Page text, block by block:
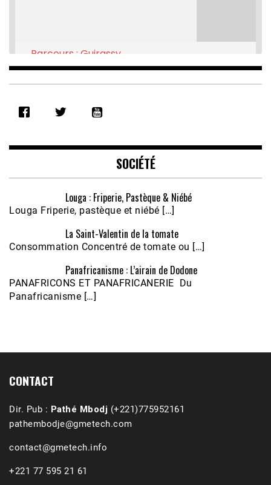
RSS FEED
EMBED
Parcours : Guirassy
Feb 16, 2021 • 28:08
Écoutez le parcours de Claudiane Kapia
Nobana (Podologue)
Feb 24, 2021 • 28mn
SOCIÉTÉ
Louga : Friperie, Pastèque & Niébé
Louga Friperie, pastèque et niébé […]
La Saint-Valentin de la tomate
Consommation Concentré de tomate ou […]
Panafricanisme : L’airain de Dodone
PANAFRICONS ET PANAFRICANERIE Du
Panafricanisme […]
CONTACT
Dir. Pub : Pathé Mbodj (+221)775952161
pathembodje@gmetech.com
contact@gmetech.info
+221 77 595 21 61